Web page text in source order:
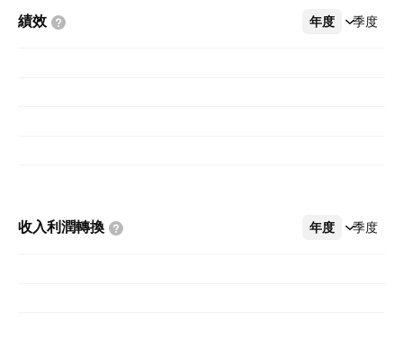
績效 年度 季度
更多
收入利潤轉換 年度 季度
更多